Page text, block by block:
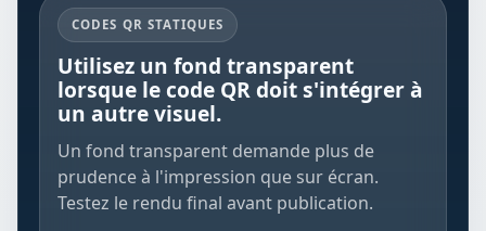
CODES QR STATIQUES
Utilisez un fond transparent
lorsque le code QR doit s'intégrer à
un autre visuel.
Un fond transparent demande plus de
prudence à l'impression que sur écran.
Testez le rendu final avant publication.